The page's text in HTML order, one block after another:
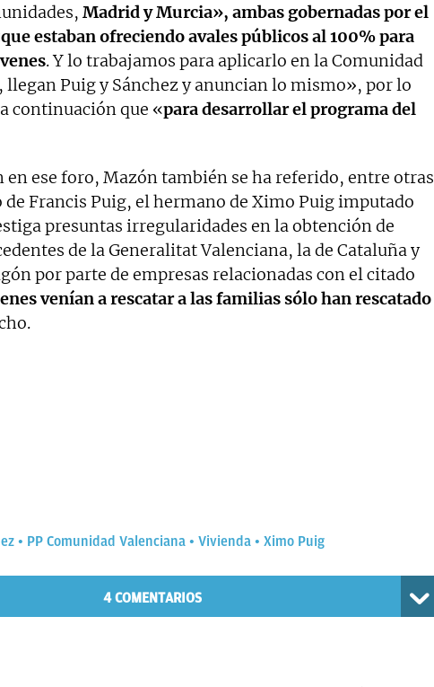
Madrid y Murcia», ambas gobernadas por el
estaban ofreciendo avales públicos al 100% para
. Y lo trabajamos para aplicarlo en la Comunidad
llegan Puig y Sánchez y anuncian lo mismo», por lo
continuación que «para desarrollar el programa del
en ese foro, Mazón también se ha referido, entre otras
de Francis Puig, el hermano de Ximo Puig imputado
presuntas irregularidades en la obtención de
de la Generalitat Valenciana, la de Cataluña y
por parte de empresas relacionadas con el citado
venían a rescatar a las familias sólo han rescatado
PP Comunidad Valenciana Vivienda Ximo Puig
4COMENTARIOS